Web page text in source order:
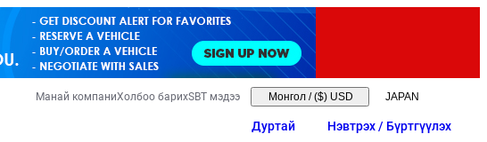
Манай компаниХолбоо барихSBT мэдээ Монгол / ($) USD
Дуртай Нэвтрэх / Бүртгүүлэх